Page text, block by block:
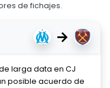
de fichajes.
→
larga data en CJ
posible acuerdo de